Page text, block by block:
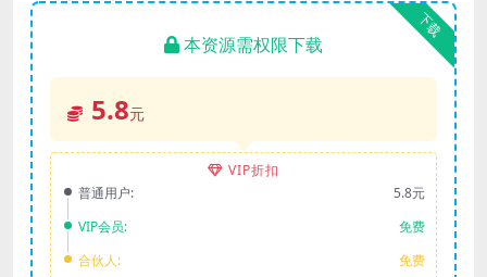
下载
本资源需权限下载
5.8元
VIP折扣
普通用户:
5.8元
VIP会员:
免费
合伙人:
免费